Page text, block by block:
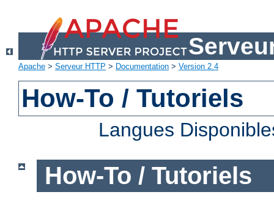
Apache > Serveur HTTP > Documentation > Version 2.4
How-To / Tutoriels
Langues
How-To / Tutoriels